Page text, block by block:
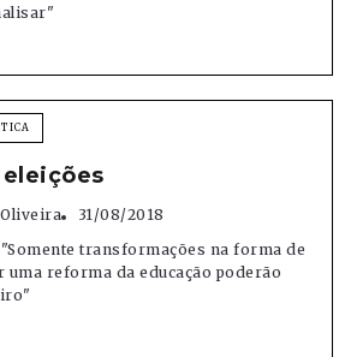
31/08/2018
transformações na forma de
uma reforma da educação poderão